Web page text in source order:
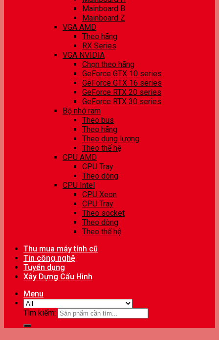
Mainboard B
Mainboard Z
VGA AMD
Theo hãng
RX Series
VGA NVIDIA
Chọn theo hãng
GeForce GTX 10 series
GeForce GTX 16 series
GeForce RTX 20 series
GeForce RTX 30 series
Bộ nhớ ram
Theo bus
Theo hãng
Theo dung lượng
Theo thế hệ
CPU AMD
CPU Tray
Theo dòng
CPU Intel
CPU Xeon
CPU Tray
Theo socket
Theo dòng
Theo thế hệ
Thu mua máy tính cũ
Tin công nghệ
Tuyển dụng
Xây Dựng Cấu Hình
Menu
Tìm kiếm: